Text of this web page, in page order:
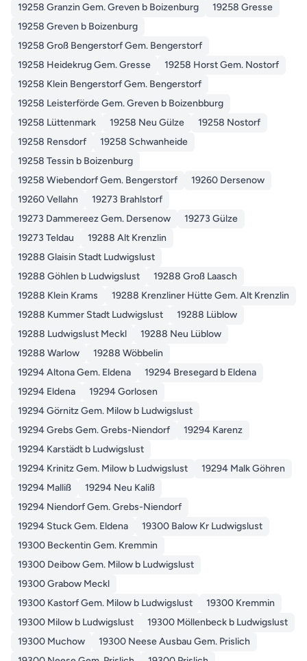
19258 Granzin Gem. Greven b Boizenburg
19258 Gresse
19258 Greven b Boizenburg
19258 Groß Bengerstorf Gem. Bengerstorf
19258 Heidekrug Gem. Gresse
19258 Horst Gem. Nostorf
19258 Klein Bengerstorf Gem. Bengerstorf
19258 Leisterförde Gem. Greven b Boizenbburg
19258 Lüttenmark
19258 Neu Gülze
19258 Nostorf
19258 Rensdorf
19258 Schwanheide
19258 Tessin b Boizenburg
19258 Wiebendorf Gem. Bengerstorf
19260 Dersenow
19260 Vellahn
19273 Brahlstorf
19273 Dammereez Gem. Dersenow
19273 Gülze
19273 Teldau
19288 Alt Krenzlin
19288 Glaisin Stadt Ludwigslust
19288 Göhlen b Ludwigslust
19288 Groß Laasch
19288 Klein Krams
19288 Krenzliner Hütte Gem. Alt Krenzlin
19288 Kummer Stadt Ludwigslust
19288 Lüblow
19288 Ludwigslust Meckl
19288 Neu Lüblow
19288 Warlow
19288 Wöbbelin
19294 Altona Gem. Eldena
19294 Bresegard b Eldena
19294 Eldena
19294 Gorlosen
19294 Görnitz Gem. Milow b Ludwigslust
19294 Grebs Gem. Grebs-Niendorf
19294 Karenz
19294 Karstädt b Ludwigslust
19294 Krinitz Gem. Milow b Ludwigslust
19294 Malk Göhren
19294 Malliß
19294 Neu Kaliß
19294 Niendorf Gem. Grebs-Niendorf
19294 Stuck Gem. Eldena
19300 Balow Kr Ludwigslust
19300 Beckentin Gem. Kremmin
19300 Deibow Gem. Milow b Ludwigslust
19300 Grabow Meckl
19300 Kastorf Gem. Milow b Ludwigslust
19300 Kremmin
19300 Milow b Ludwigslust
19300 Möllenbeck b Ludwigslust
19300 Muchow
19300 Neese Ausbau Gem. Prislich